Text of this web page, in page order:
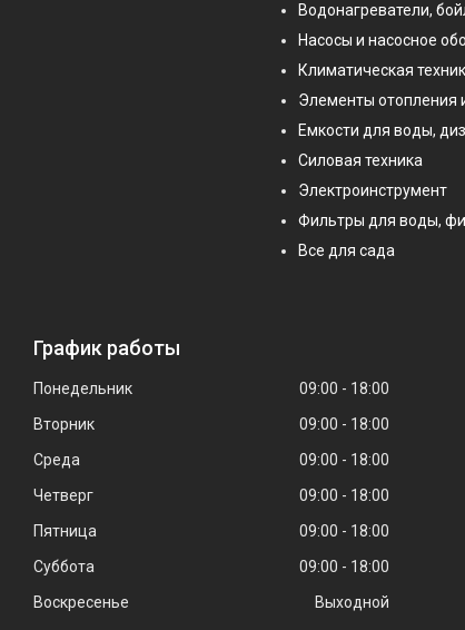
Водонагреватели,
Насосы и насосное
Климатическая
Элементы отопления
Емкости для воды,
Силовая техника
Электроинструмент
Фильтры для воды,
Все для сада
График работы
Понедельник 09:00
18:00
Вторник
09:00
18:00
Среда
09:00
18:00
Четверг
09:00
18:00
Пятница
09:00
18:00
Суббота
09:00
18:00
Воскресенье
Выходной